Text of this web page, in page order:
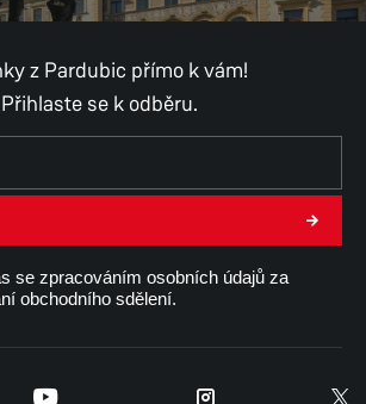
z Pardubic přímo k vám!
Přihlaste se k odběru.
se zpracováním osobních údajů za
obchodního sdělení.